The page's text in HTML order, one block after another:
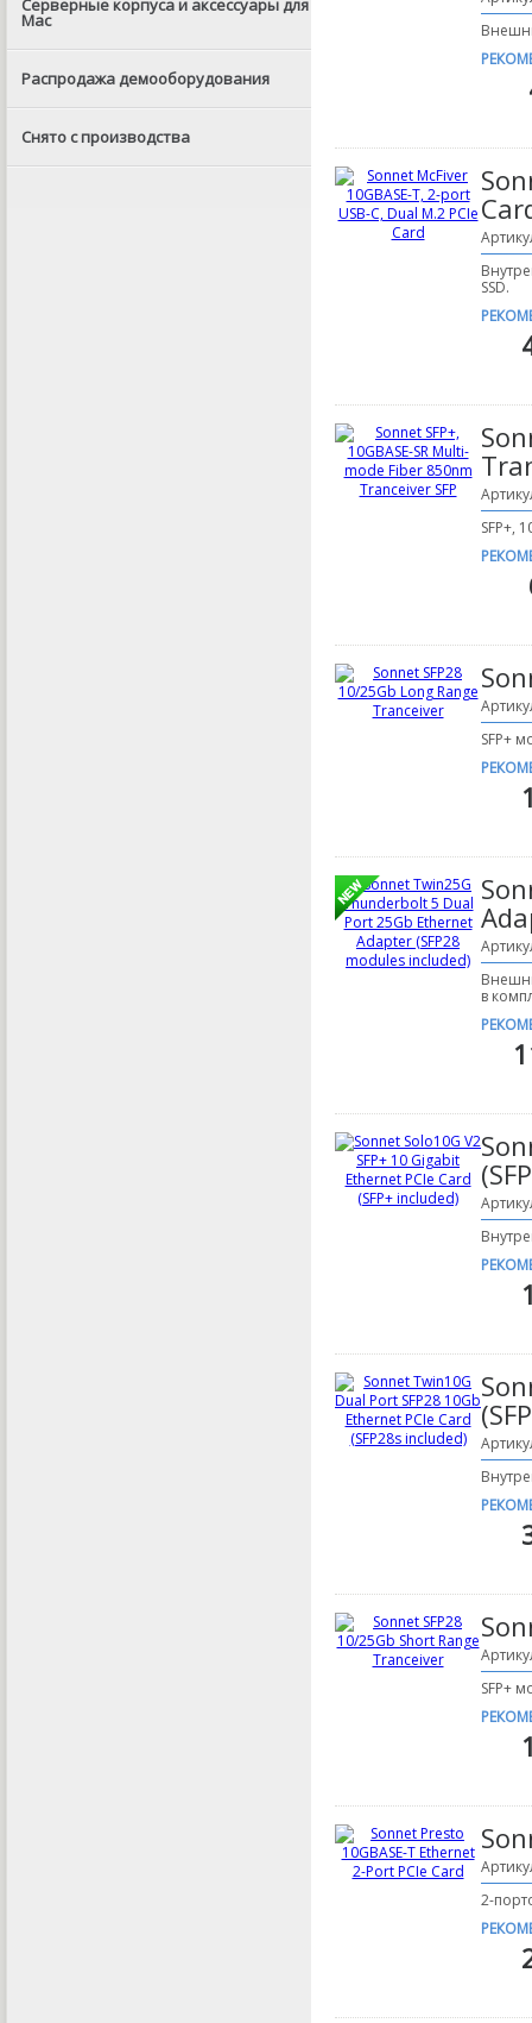
Серверные корпуса и аксессуары для
Mac
Распродажа демооборудования
Снято с производства
SSD.
SFP+,
SFP+
в
SFP+
2-